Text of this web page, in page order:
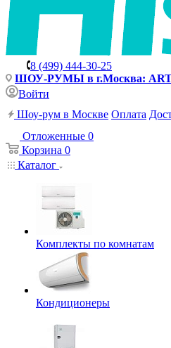
8 (499) 444-30-25
ШОУ-РУМЫ в г.Москва:
Войти
Шоу-рум в Москве Оплата
Отложенные 0
Корзина 0
Каталог
Комплекты по комнатам
Кондиционеры